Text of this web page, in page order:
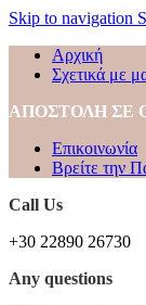
Skip to navigation
Αρχική
Σχετικά με
ΑΠΟΣΤΟΛΗ ΣΕ
Επικοινωνία
Βρείτε την
Call Us
+30 22890 26730
Any questions